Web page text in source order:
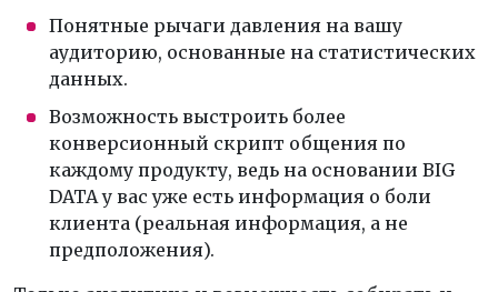
Понятные рычаги давления на вашу
аудиторию, основанные на статистических
данных.
Возможность выстроить более
конверсионный скрипт общения по
каждому продукту, ведь на основании BIG
DATA у вас уже есть информация о боли
клиента (реальная информация, а не
предположения).